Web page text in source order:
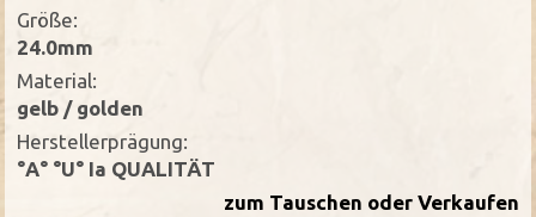
Größe:
24.0mm
Material:
gelb / golden
Herstellerprägung:
°A° °U° Ia QUALITÄT
zum Tauschen oder Verkaufen